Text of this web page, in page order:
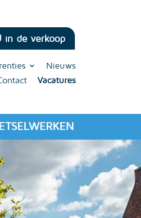
in de verkoop
Nieuws
Vacatures